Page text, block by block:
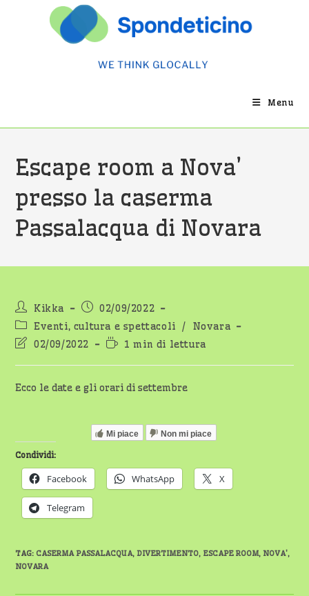
Menu
Escape room a Nova’
presso la caserma
Passalacqua di Novara
Autore
dell'articolo:
Kikka
Articolo
pubblicato:
02/09/2022
Categoria
dell'articolo:
Eventi, cultura e spettacoli /
Novara
Ultima
dell'articolo:
02/09/2022
Tempo
lettura:
1 min di lettura
Ecco le date e gli orari di settembre
Mi piace Non mi piace
Condividi:
Facebook WhatsApp X
Telegram
TAG: CASERMA PASSALACQUA, DIVERTIMENTO, ESCAPE ROOM, NOVA',
NOVARA